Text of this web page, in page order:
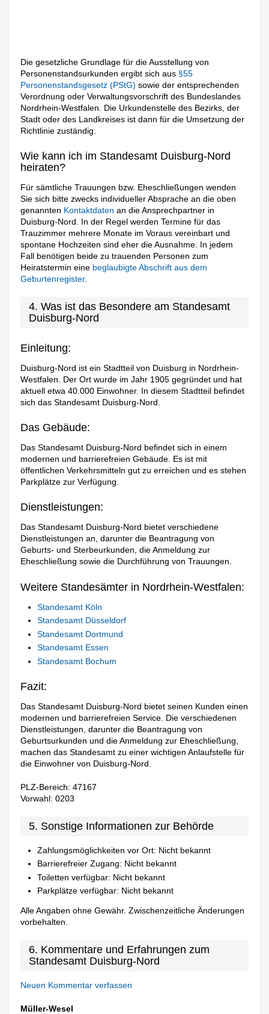
Die gesetzliche Grundlage für die Ausstellung von
Personenstandsurkunden ergibt sich aus §55
Personenstandsgesetz (PStG)sowie der entsprechenden
Verordnung oder Verwaltungsvorschrift des Bundeslandes
Nordrhein-Westfalen. Die Urkundenstelle des Bezirks, der
Stadt oder des Landkreises ist dann für die Umsetzung der
Richtlinie zuständig.
Wie kann ich im Standesamt Duisburg-Nord
heiraten?
Für sämtliche Trauungen bzw. Eheschließungen wenden
Sie sich bitte zwecks individueller Absprache an die oben
genannten Kontaktdaten an die Ansprechpartner in
Duisburg-Nord. In der Regel werden Termine für das
Trauzimmer mehrere Monate im Voraus vereinbart und
spontane Hochzeiten sind eher die Ausnahme. In jedem
Fall benötigen beide zu trauenden Personen zum
Heiratstermin eine beglaubigte Abschrift aus dem
Geburtenregister.
4. Was ist das Besondere am Standesamt
Duisburg-Nord
Einleitung:
Duisburg-Nord ist ein Stadtteil von Duisburg in Nordrhein-
Westfalen. Der Ort wurde im Jahr 1905 gegründet und hat
aktuell etwa 40.000 Einwohner. In diesem Stadtteil befindet
sich das Standesamt Duisburg-Nord.
Das Gebäude:
Das Standesamt Duisburg-Nord befindet sich in einem
modernen und barrierefreien Gebäude. Es ist mit
öffentlichen Verkehrsmitteln gut zu erreichen und es stehen
Parkplätze zur Verfügung.
Dienstleistungen:
Das Standesamt Duisburg-Nord bietet verschiedene
Dienstleistungen an, darunter die Beantragung von
Geburts- und Sterbeurkunden, die Anmeldung zur
Eheschließung sowie die Durchführung von Trauungen.
Weitere Standesämter in Nordrhein-Westfalen:
Standesamt Köln
Standesamt Düsseldorf
Standesamt Dortmund
Standesamt Essen
Standesamt Bochum
Fazit:
Das Standesamt Duisburg-Nord bietet seinen Kunden einen
modernen und barrierefreien Service. Die verschiedenen
Dienstleistungen, darunter die Beantragung von
Geburtsurkunden und die Anmeldung zur Eheschließung,
machen das Standesamt zu einer wichtigen Anlaufstelle für
die Einwohner von Duisburg-Nord.
PLZ-Bereich: 47167
Vorwahl: 0203
5. Sonstige Informationen zur Behörde
Zahlungsmöglichkeiten vor Ort: Nicht bekannt
Barrierefreier Zugang: Nicht bekannt
Toiletten verfügbar: Nicht bekannt
Parkplätze verfügbar: Nicht bekannt
Alle Angaben ohne Gewähr. Zwischenzeitliche Änderungen
vorbehalten.
6. Kommentare und Erfahrungen zum
Standesamt Duisburg-Nord
Neuen Kommentar verfassen
Müller-Wesel